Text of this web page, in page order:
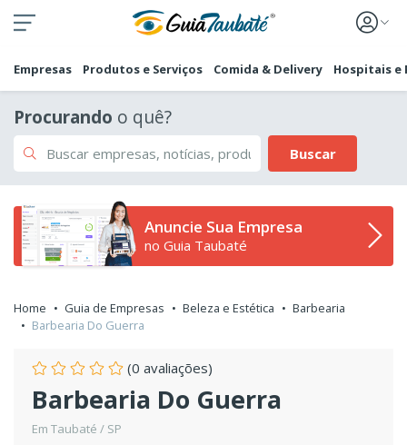
Empresas Produtos e Serviços Comida & Delivery Hospitais e
Procurando o quê?
Buscar
Anuncie Sua Empresa
no Guia Taubaté
Home Guia de Empresas Beleza e Estética
Barbearia
Barbearia Do Guerra
(0 avaliações)
Barbearia Do Guerra
Em Taubaté / SP